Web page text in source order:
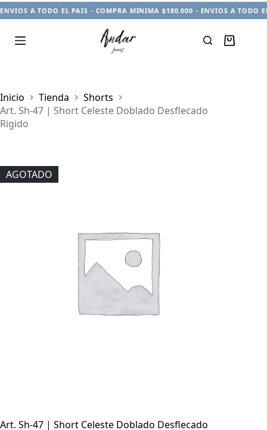
A TODO EL PAIS - COMPRA MINIMA $180.000 - ENVIOS A TODO
Carro
Inicio
Tienda
Shorts
Art. Sh-47 | Short Celeste Doblado Desflecado
Rigido
AGOTADO
Art. Sh-47 | Short Celeste Doblado Desflecado